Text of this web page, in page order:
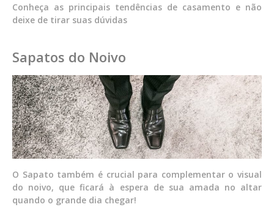
Conheça as principais tendências de casamento e não
deixe de tirar suas dúvidas
Sapatos do Noivo
O Sapato também é crucial para complementar o visual
do noivo, que ficará à espera de sua amada no altar
quando o grande dia chegar!